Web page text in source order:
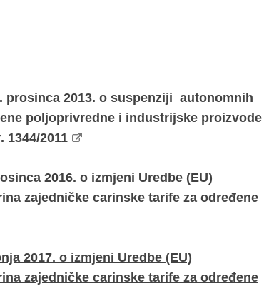
prosinca 2013. o suspenziji autonomnih
poljoprivredne i industrijske proizvode
1344/2011
2016. o izmjeni Uredbe (EU)
zajedničke carinske tarife za određene
2017. o izmjeni Uredbe (EU)
zajedničke carinske tarife za određene